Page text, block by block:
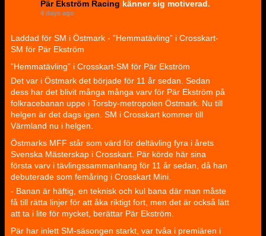
Pär Ekström Racing känner sig motiverad.
4 days ago
Laddad för SM i Östmark - ”Hemmatävling” i Crosskart-
SM för Pär Ekström
”Hemmatävling” i Crosskart-SM för Pär Ekström
Det var i Östmark det började för 11 år sedan. Sedan
dess har det blivit många många varv för Pär Ekström på
folkracebanan uppe i Torsby-metropolen Östmark. Nu till
helgen är det dags igen. SM i Crosskart kommer till
Värmland nu i helgen.
Östmarks MFF står som värd för deltävling fyra i årets
Svenska Mästerskap i Crosskart. Pär körde här sina
första varv i tävlingssammanhang för 11 år sedan, då han
debuterade som femåring i Crosskart Mini.
- Banan är häftig, en teknisk och kul bana där man måste
få till rätta linjer för att åka riktigt fort, men det är också lätt
att ta i lite för mycket, berättar Pär Ekström.
Pär har inlett SM-säsongen starkt, var tvåa i premiären i